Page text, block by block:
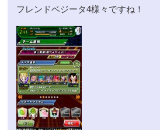
フレンドベジータ4様々ですね！